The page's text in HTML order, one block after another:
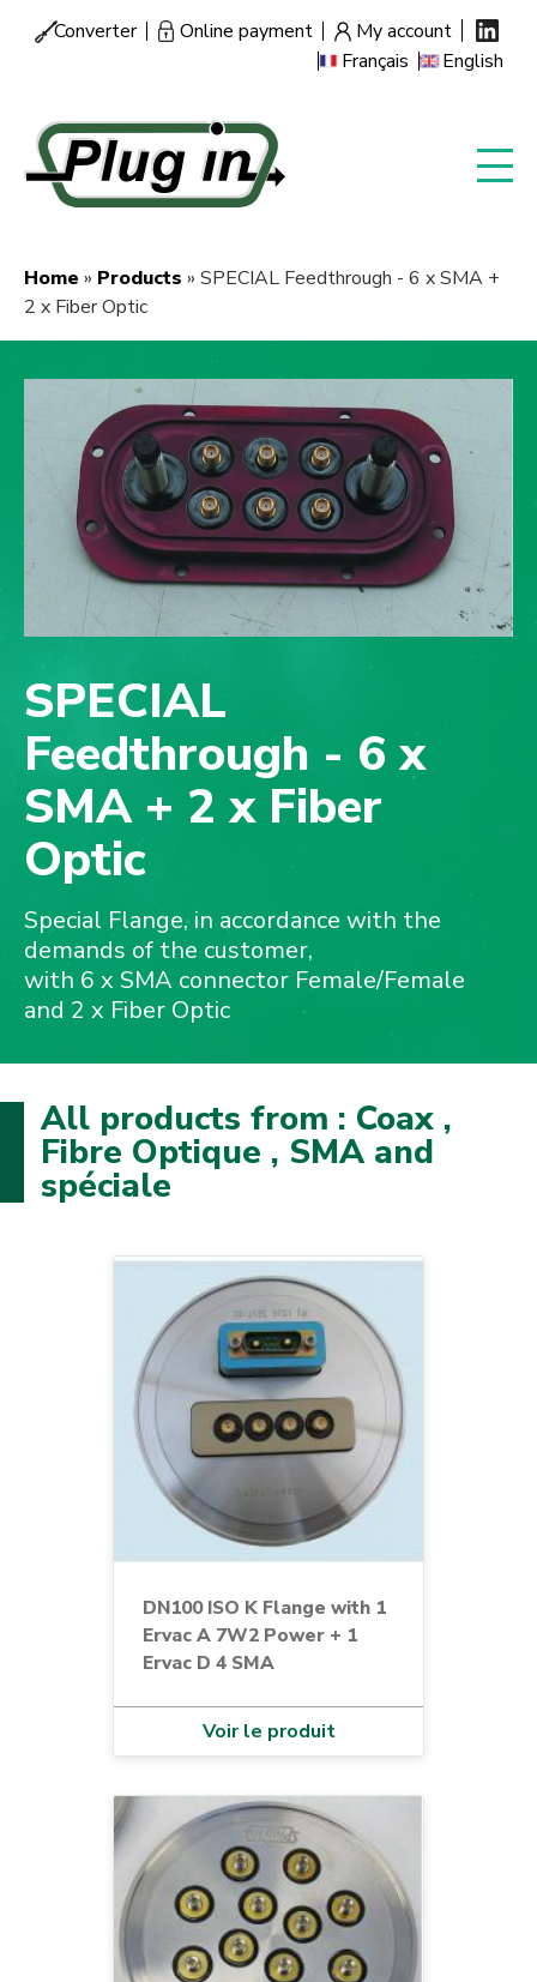
Menu
Converter Online payment
My account
Français
English
Breadcrumb
Home Products
SPECIAL Feedthrough - 6 x SMA +
2 x Fiber Optic
SPECIAL
Feedthrough - 6 x
SMA + 2 x Fiber
Optic
Special Flange, in accordance with the
demands of the customer,
with 6 x SMA connector Female/Female
and 2 x Fiber Optic
All products from : Coax ,
Fibre Optique , SMA and
spéciale
DN100 ISO K Flange with 1
Ervac A 7W2 Power + 1
Ervac D 4 SMA
Voir le produit